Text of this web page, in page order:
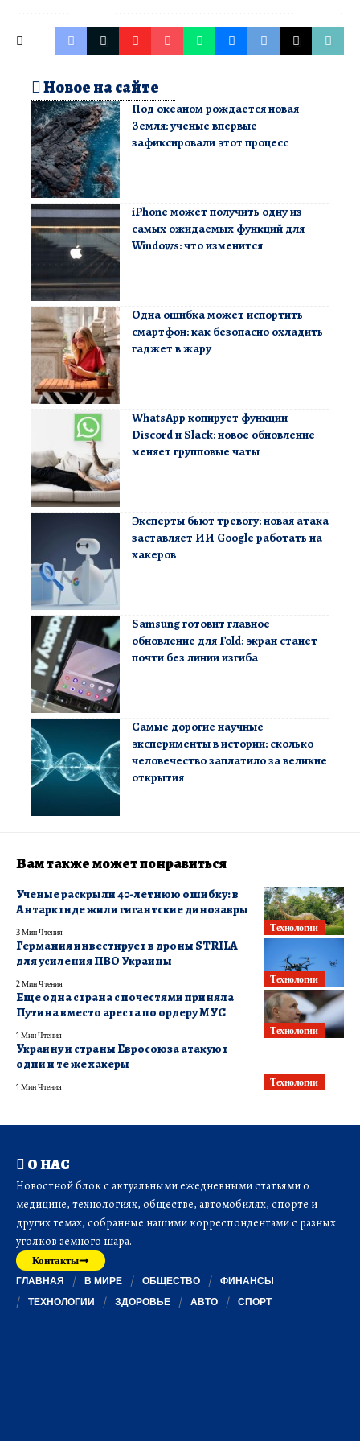
Новое на сайте
Под океаном рождается новая
Земля: ученые впервые
зафиксировали этот процесс
iPhone может получить одну из
самых ожидаемых функций для
Windows: что изменится
Одна ошибка может испортить
смартфон: как безопасно охладить
гаджет в жару
WhatsApp копирует функции
Discord и Slack: новое обновление
меняет групповые чаты
Эксперты бьют тревогу: новая атака
заставляет ИИ Google работать на
хакеров
Samsung готовит главное
обновление для Fold: экран станет
почти без линии изгиба
Самые дорогие научные
эксперименты в истории: сколько
человечество заплатило за великие
открытия
Вам также может понравиться
Технологии
Ученые раскрыли 40-летнюю ошибку: в
Антарктиде жили гигантские динозавры
3 Мин Чтения
Технологии
Германия инвестирует в дроны STRILA
для усиления ПВО Украины
2 Мин Чтения
Технологии
Еще одна страна с почестями приняла
Путина вместо ареста по ордеру МУС
1 Мин Чтения
Технологии
Украину и страны Евросоюза атакуют
одни и те же хакеры
1 Мин Чтения
О НАС
Новостной блок с актуальными ежедневными статьями о
медицине, технологиях, обществе, автомобилях, спорте и
других темах, собранные нашими корреспондентами с разных
уголков земного шара.
Контакты
ГЛАВНАЯ В МИРЕ ОБЩЕСТВО
ФИНАНСЫ
ТЕХНОЛОГИИ
ЗДОРОВЬЕ АВТО СПОРТ